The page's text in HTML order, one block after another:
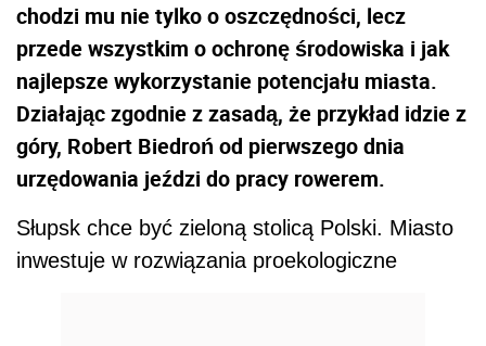
chodzi mu nie tylko o oszczędności, lecz
przede wszystkim o ochronę środowiska i jak
najlepsze wykorzystanie potencjału miasta.
Działając zgodnie z zasadą, że przykład idzie z
góry, Robert Biedroń od pierwszego dnia
urzędowania jeździ do pracy rowerem.
Słupsk chce być zieloną stolicą Polski. Miasto
inwestuje w rozwiązania proekologiczne